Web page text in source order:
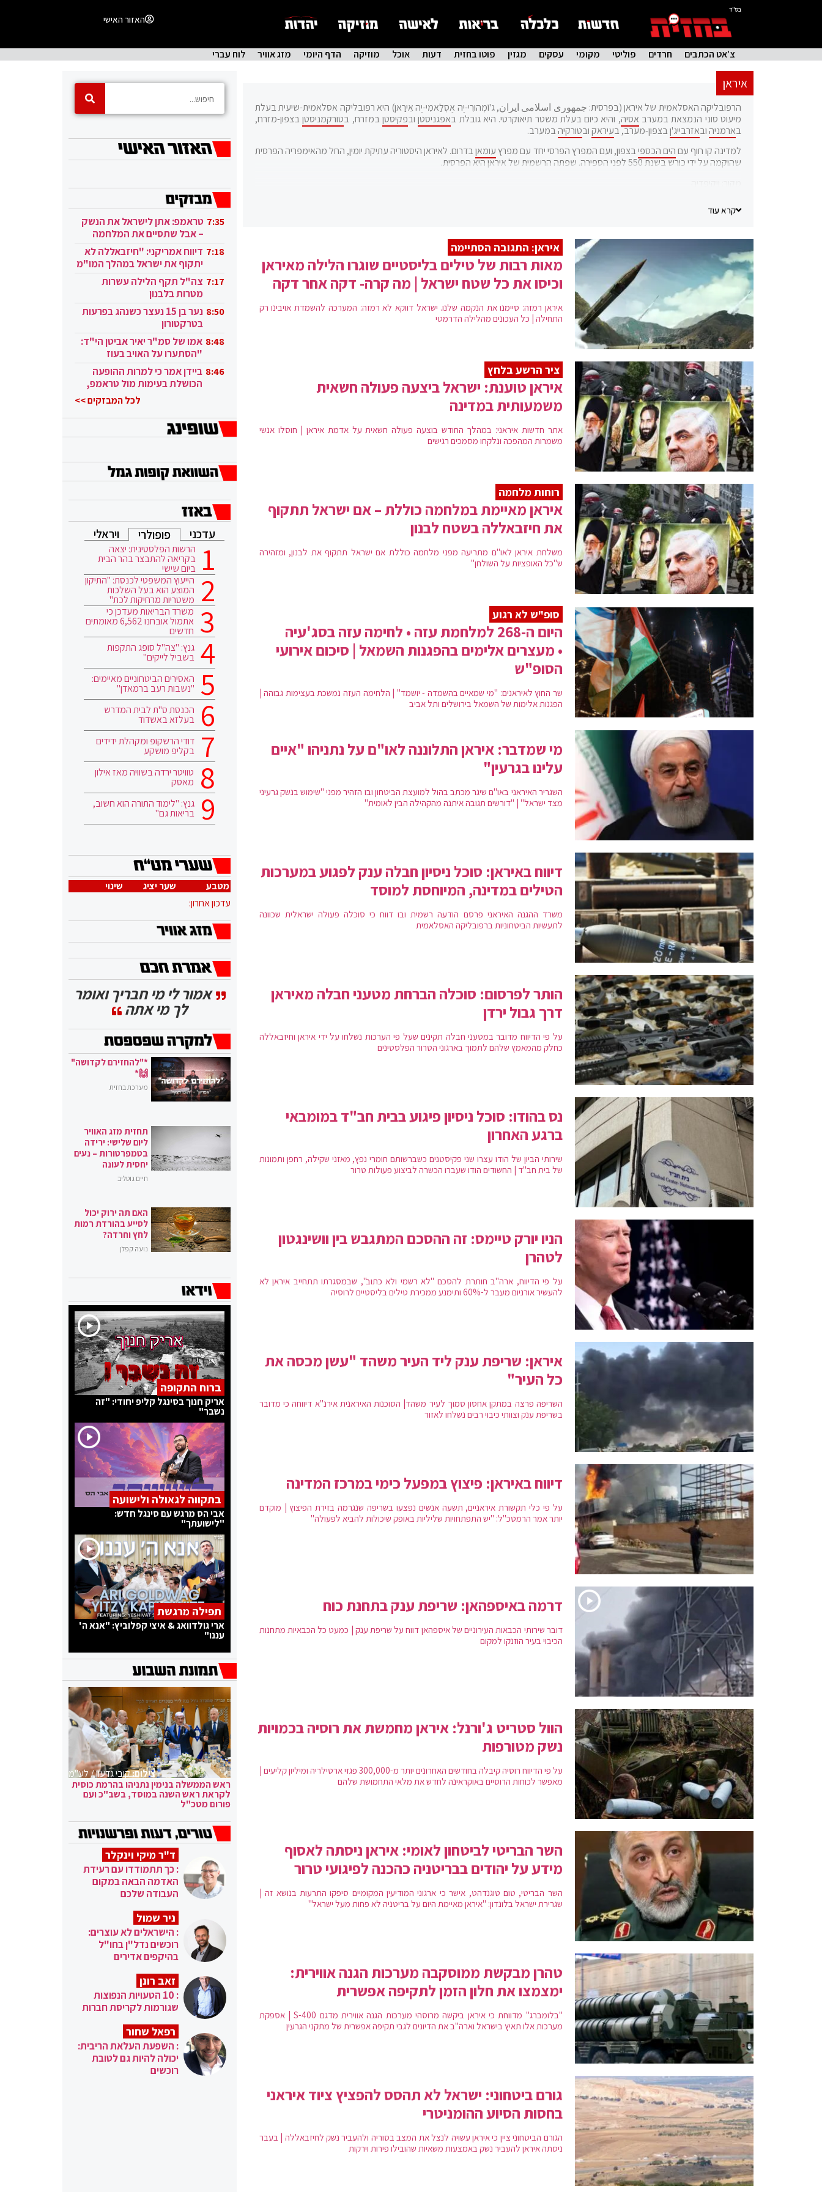
בס"ד
האזור האישי
צ'אט הכתבים חרדים פוליטי מקומי עסקים מגזין פוטו בחזית דעות אוכל מוזיקה הדף היומי מזג אוויר לוח עברי
איראן
הרפובליקה האסלאמית של איראן (בפרסית: جمهوری اسلامی ايران, ג'וֹמְהוּרִי-יֶה אֶסְלַאמִי-יֶה אִירַאן) היא רפובליקה אסלאמית-שיעית בעלת
מיעוט סוני הנמצאת במערב אסיה, והיא כיום בעלת משטר תיאוקרטי. היא גובלת באפגניסטןובפקיסטן במזרח, בטורקמניסטןבצפון-מזרח,
בארמניהובאזרבייג'ןבצפון-מערב, בעיראקובטורקיהבמערב.
למדינה קו חוף עםהים הכספיבצפון, ועם המפרץ הפרסי יחד עם מפרץ עומאןבדרום. לאיראן היסטוריה עתיקת יומין, החל מהאימפריה הפרסית
שהוקמה על ידי כורש בשנת 550 לפני הספירה. שפתה הרשמית של איראן היא הפרסית.
קרא עוד
איראן: התגובה הסתיימה
מאות רבות של טילים בליסטיים שוגרו הלילה מאיראן
וכיסו את כל שטח ישראל | מה קרה- דקה אחר דקה
איראן רמזה: סיימנו את הנקמה שלנו. ישראל דווקא לא רמזה: המערכה להשמדת אויבינו רק
התחילה | כל העכונים מהלילה הדרמטי
ציר הרשע בלחץ
איראן טוענת: ישראל ביצעה פעולה חשאית
משמעותית במדינה
אתר חדשות איראני: במהלך החודש בוצעה פעולה חשאית על אדמת איראן | חוסלו אנשי
משמרות המהפכה ונלקחו מסמכים רגישים
רוחות מלחמה
איראן מאיימת במלחמה כוללת – אם ישראל תתקוף
את חיזבאללה בשטח לבנון
משלחת איראן לאו"ם מתריעה מפני מלחמה כוללת אם ישראל תתקוף את לבנון, ומזהירה
ש"כל האופציות על השולחן"
סופ"ש לא רגוע
היום ה-268 למלחמת עזה • לחימה עזה בסג'עיה
• מעצרים אלימים בהפגנות השמאל | סיכום אירועי
הסופ"ש
שר החוץ לאיראנים: "מי שמאיים בהשמדה - יושמד" | הלחימה העזה נמשכת בעצימות גבוהה |
הפגנות אלימות של השמאל בירושלים ותל אביב
מי שמדבר: איראן התלוננה לאו"ם על נתניהו "איים
עלינו בגרעין"
השגריר האיראני באו"ם שיגר מכתב בהול למועצת הביטחון ובו הזהיר מפני "שימוש בנשק גרעיני
מצד ישראל" | "דורשים תגובה איתנה מהקהילה הבין לאומית"
דיווח באיראן: סוכל ניסיון חבלה ענק לפגוע במערכות
הטילים במדינה, המיוחסת למוסד
משרד ההגנה האיראני פרסם הודעה רשמית ובו דווח כי סוכלה פעולה ישראלית שכוונה
לתעשיות הביטחוניות ברפובליקה האסלאמית
הותר לפרסום: סוכלה הברחת מטעני חבלה מאיראן
דרך גבול ירדן
על פי הדיווח מדובר במטעני חבלה תקינים שעל פי הערכות נשלחו על ידי איראן וחיזבאללה
כחלק מהמאמץ שלהם לתמוך בארגוני הטרור הפלסטינים
נס בהודו: סוכל ניסיון פיגוע בבית חב"ד במומבאי
ברגע האחרון
שירותי הביון של הודו עצרו שני פקיסטנים כשברשותם חומרי נפץ, מאזני שקילה, רחפן ותמונות
של בית חב"ד | החשודים הודו שעברו הכשרה לביצוע פעולות טרור
הניו יורק טיימס: זה ההסכם המתגבש בין וושינגטון
לטהרן
על פי הדיווח, ארה"ב חותרת להסכם "לא רשמי ולא כתוב", שבמסגרתו תתחייב איראן לא
להעשיר אורניום מעבר ל-60% ותימנע ממכירת טילים בליסטיים לרוסיה
איראן: שריפת ענק ליד העיר משהד "עשן מכסה את
כל העיר"
השריפה פרצה במתקן אחסון סמוך לעיר משהד| הסוכנות האיראנית אירנ"א דיווחה כי מדובר
בשריפת ענק וצוותי כיבוי רבים נשלחו לאזור
דיווח באיראן: פיצוץ במפעל כימי במרכז המדינה
על פי כלי תקשורת איראניים, תשעה אנשים נפצעו בשריפה שנגרמה בזירת הפיצוץ | מוקדם
יותר אמר הרמטכ"ל: "יש התפתחויות שליליות באופק שיכולות להביא לפעולה"
דרמה באיספהאן: שריפת ענק בתחנת כוח
דובר שירותי הכבאות העירוניים של איספהאן ​​דווח על שריפת ענק | כמעט כל הכבאיות מתחנות
הכיבוי בעיר הוזנקו למקום
הוול סטריט ג'ורנל: איראן מחמשת את רוסיה בכמויות
נשק מטורפות
על פי הדיווח רוסיה קיבלה בחודשים האחרונים יותר מ-300,000 פגזי ארטילריה ומיליון קליעים |
מאפשר לכוחות הרוסיים באוקראינה לחדש את מלאי התחמושת שלהם
השר הבריטי לביטחון לאומי: איראן ניסתה לאסוף
מידע על יהודים בבריטניה כהכנה לפיגועי טרור
השר הבריטי, טום טוגנדהט, אישר כי ארגוני המודיעין המקומיים סיפקו התרעות בנושא זה |
שגרירת ישראל בלונדון: "איראן מאיימת היום על בריטניה לא פחות מעל ישראל"
טהרן מבקשת ממוסקבה מערכות הגנה אווירית:
ימצמצו את חלון הזמן לתקיפה אפשרית
"בלומברג" מדווחת כי איראן ביקשה מרוסהי מערכות הגנה אווירית מדגם S-400 | אספקת
מערכות אלו תאיץ בישראל וארה"ב את הדיונים לגבי תקיפה אפשרית של מתקני הגרעין
גורם ביטחוני: ישראל לא תהסס להפציץ ציוד איראני
בחסות הסיוע ההומניטרי
הגורם הביטחוני ציין כי איראן עשויה לנצל את המצב בסוריה ולהעביר נשק לחיזבאללה | בעבר
ניסתה איראן להעביר נשק באמצעות משאיות שהובילו פירות וירקות
7:35 טראמפ: אתן לישראל את הנשק
– אבל שתסיים את המלחמה
בעזה 7:18 דיווח אמריקני: "חיזבאללה לא
יתקוף את ישראל במהלך המו"מ
בקטאר" 7:17 צה"ל תקף הלילה עשרות
מטרות בלבנון
8:50
נער בן 15 נעצר כשנהג בפרעות
בטרקטורון
8:48 אמו של סמ"ר יאיר אביטן הי"ד:
"הסתערו על האויב בעוז
ובגבורה" 8:46 ביידן אמר כי למרות ההופעה
הכושלת בעימות מול טראמפ,
לכל המבזקים >>
עדכני פופולרי ויראלי
הרשות הפלסטינית: יצאה
בקריאה להתבצר בהר הבית
ביום שישי
הייעוץ המשפטי לכנסת: "התיקון
המוצע הוא בעל השלכות
משטריות מרחיקות לכת"
משרד הבריאות מעדכן כי
אתמול אובחנו 6,562 מאומתים
חדשים
גנץ: "צה"ל סופג התקפות
בשביל לייקים"
האסירים הביטחוניים מאיימים:
"נשבות רעב ברמאדן"
הכנסת ס"ת לבית המדרש
בעלזא באשדוד
דודי הרשקופ ומקהלת ידידים
בקליפ מושקע
טוויטר ירדה בשוויה מאז אילון
מאסק
גנץ: "לימוד התורה הוא חשוב,
בריאות גם"
מטבע שער יציג
שינוי
עדכון אחרון:
אמור לי מי חבריך ואומר
לך מי אתה
*"להחזירם לקדושה"
🙌*
מערכת בחזית
תחזית מזג האוויר
ליום שלישי: ירידה
בטמפרטורות – נעים
יחסית לעונה
חיים גוטליב
האם תה ירוק יכול
לסייע בהורדת רמות
לחץ וחרדה?
נועה קפלן
ברוח התקופה
אריק חנוך בסינגל קליפ יחודי: "זה
נשבר"
בתקווה לגאולה ולישועה
אבי הס מרגש עם סינגל חדש:
"לישועתך"
תפילה מרגשת
ארי גולדוואג & איצי קפלוביץ: "אנא ה'
עננו"
צילום:קובי גדעון / לע"מ
ראש הממשלה בנימין נתניהו בהרמת כוסית
לקראת ראש השנה במוסד, בשב"כ ועם
פורום מטכ"ל
ד"ר מיקי וינקלר
: כך תתמודדו עם רעידת
האדמה הבאה במקום
העבודה שלכם
ניר שמול
: הישראלים לא עוצרים:
רוכשים נדל"ן בחו"ל
בהיקפים אדירים
זאב רונן
: 10 הטעויות הנפוצות
שגורמות לקריסת חברות
רפאל שחור
: השפעת העלאת הריבית:
יכולה להיות גם לטובת
רוכשים